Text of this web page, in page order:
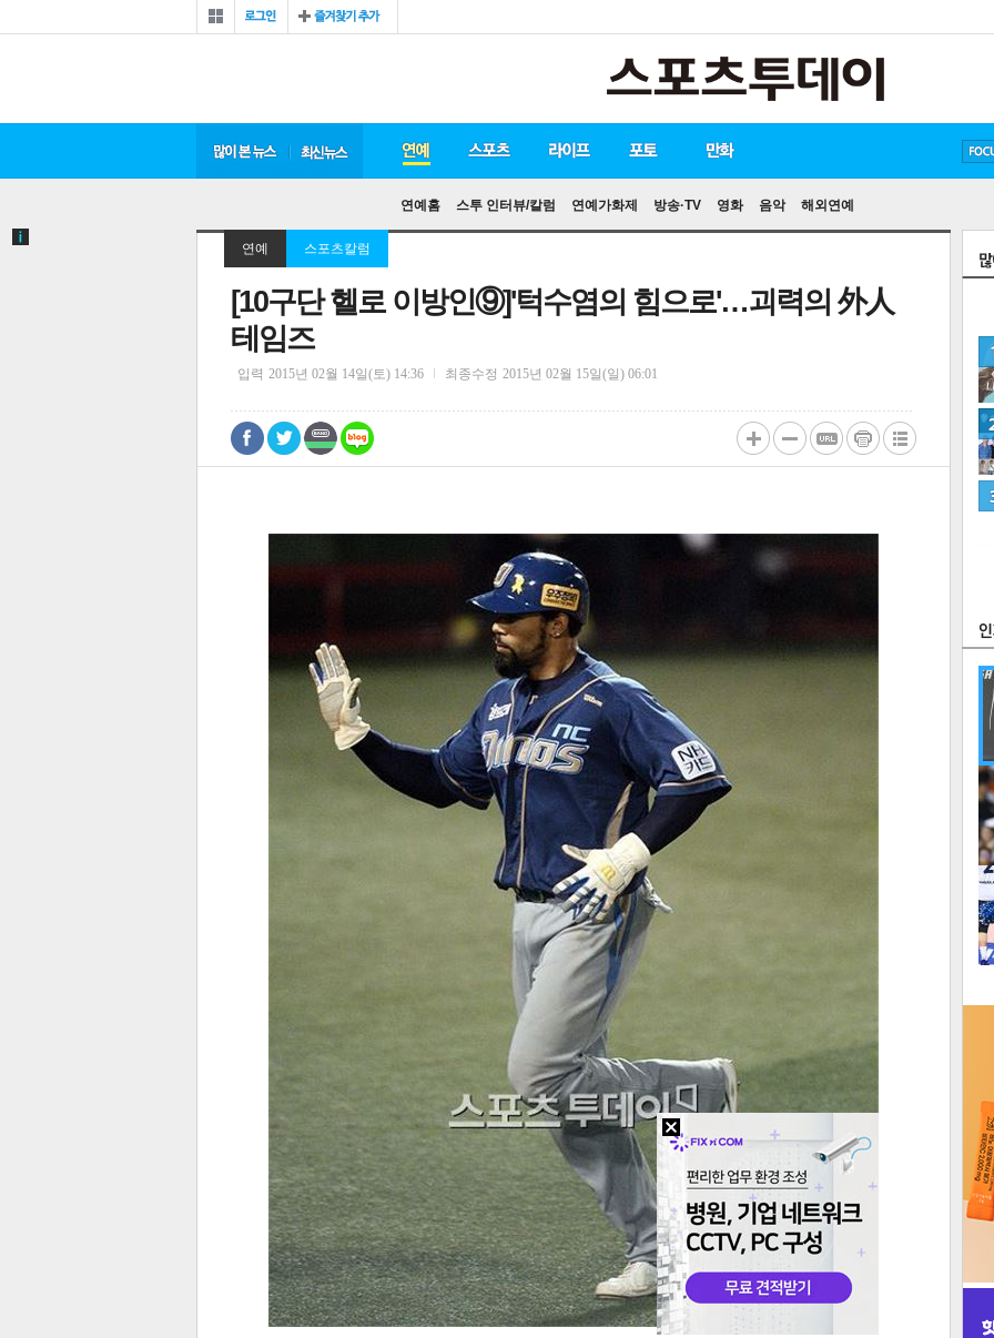
많이 본 뉴스 최신 뉴스 연예
연예홈 스투 인터뷰/칼럼 연예가화제 방송·TV 영화 음악 해외연예
스포츠 라이프 포토
연예 스포츠칼럼
[10구단 헬로 이방인⑨]'턱수염의 힘으로'…괴력의 外人
테임즈
입력 2015년 02월 14일(토) 14:36 최종수정 2015년 02월 15일(일) 06:01
0
연예
2